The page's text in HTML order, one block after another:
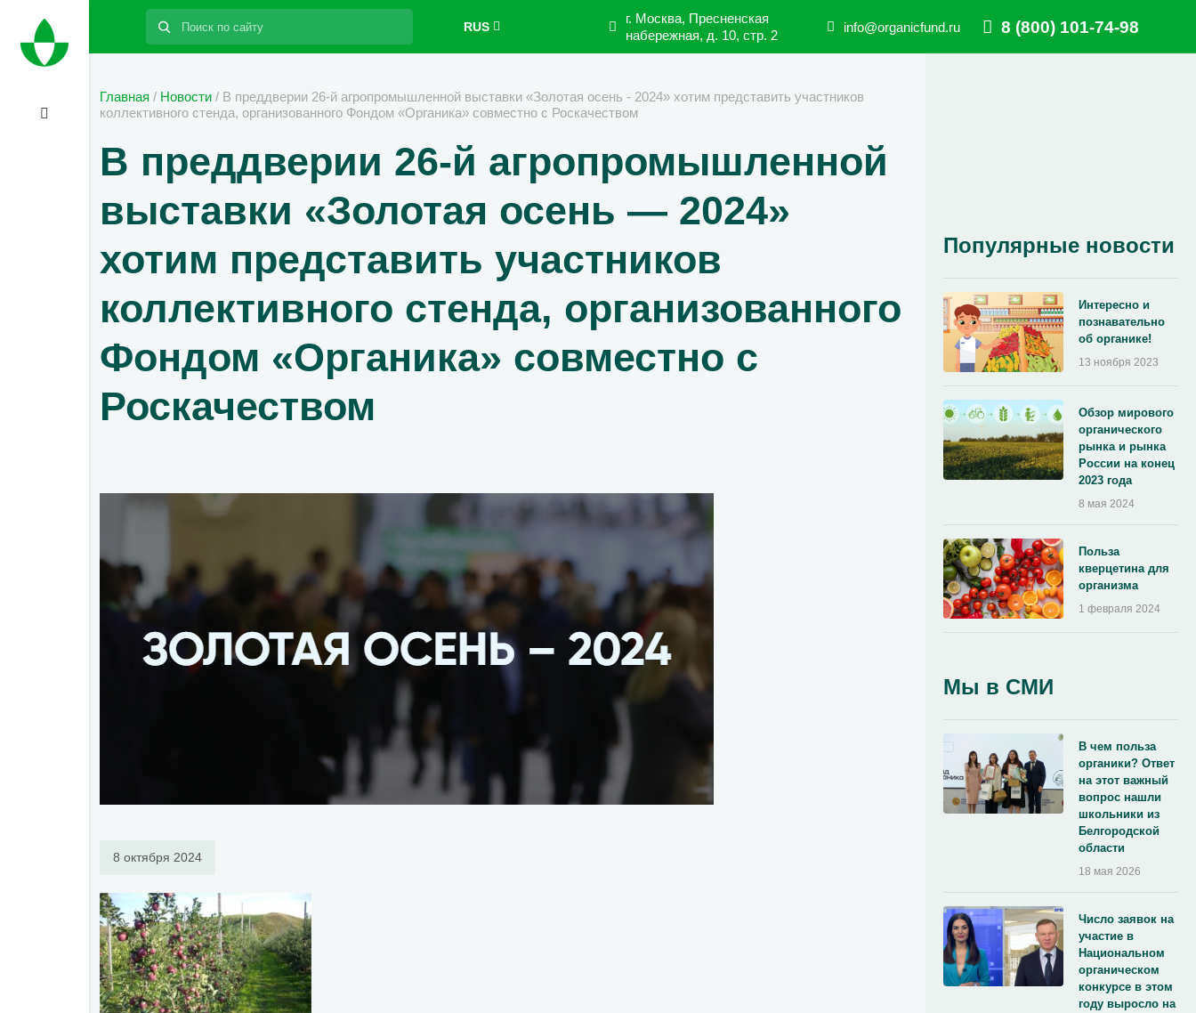
Поиск:
RUS
г. Москва, Пресненская
набережная, д. 10, стр. 2
info@organicfund.ru 8 (800) 101-74-98
Главная / Новости / В преддверии 26-й агропромышленной выставки «Золотая осень - 2024» хотим представить участников
коллективного стенда, организованного Фондом «Органика» совместно с Роскачеством
В преддверии 26-й агропромышленной
выставки «Золотая осень — 2024»
хотим представить участников
коллективного стенда, организованного
Фондом «Органика» совместно с
Роскачеством
8 октября 2024
Популярные новости
Интересно и
познавательно
об органике!
13 ноября 2023
Обзор мирового
органического
рынка и рынка
России на конец
2023 года
8 мая 2024
Польза
кверцетина для
организма
1 февраля 2024
Мы в СМИ
В чем польза
органики? Ответ
на этот важный
вопрос нашли
школьники из
Белгородской
области
18 мая 2026
Число заявок на
участие в
Национальном
органическом
конкурсе в этом
году выросло на